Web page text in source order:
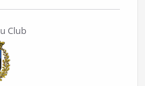
Club